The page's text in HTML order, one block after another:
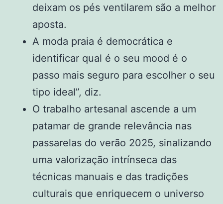
deixam os pés ventilarem são a melhor
aposta.
A moda praia é democrática e
identificar qual é o seu mood é o
passo mais seguro para escolher o seu
tipo ideal”, diz.
O trabalho artesanal ascende a um
patamar de grande relevância nas
passarelas do verão 2025, sinalizando
uma valorização intrínseca das
técnicas manuais e das tradições
culturais que enriquecem o universo